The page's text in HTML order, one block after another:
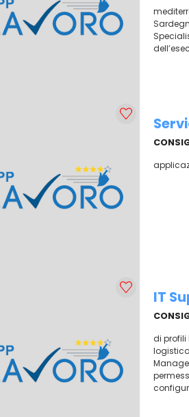
IT
di profili